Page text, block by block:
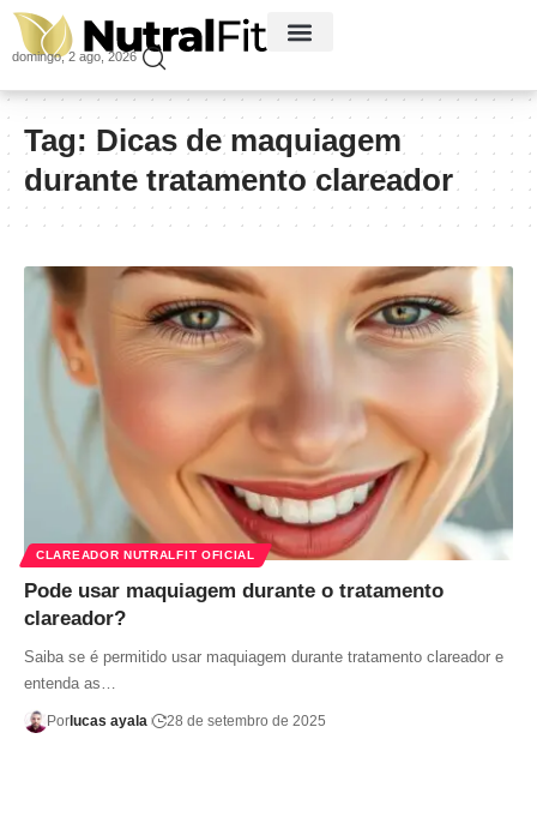
domingo, 2 ago, 2026
Tag: Dicas de maquiagem
durante tratamento clareador
CLAREADOR NUTRALFIT OFICIAL
Pode usar maquiagem durante o tratamento
clareador?
Saiba se é permitido usar maquiagem durante tratamento clareador e
entenda as…
Porlucas ayala 28 de setembro de 2025